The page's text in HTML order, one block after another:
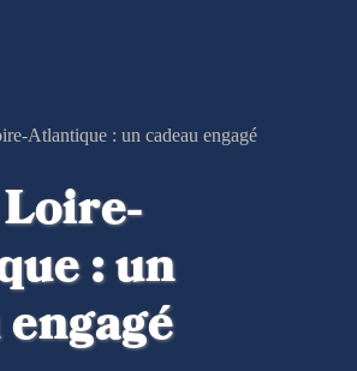
Atlantique : un cadeau engagé
: un